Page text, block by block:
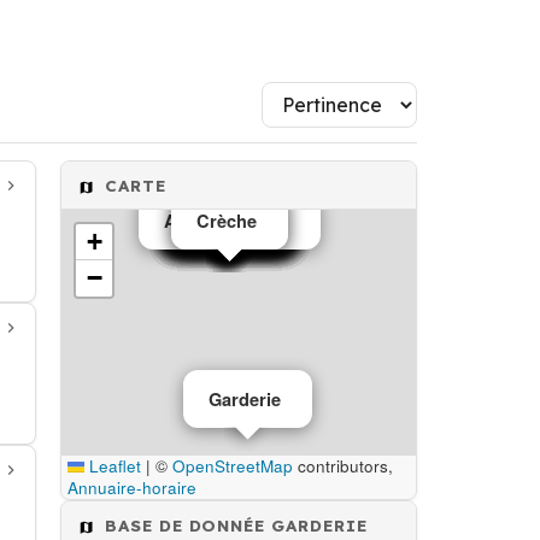
CARTE
Garderie
Garderie
Garderie
Garderie
Garderie
Garderie
Garderie
Garderie
Garderie
Garderie
Garderie
Garderie
Garderie
Garderie
Garderie
Garderie
Garderie
Administration
Crèche
Crèche
+
−
Leaflet | © OpenStreetMap contributors,
Annuaire-horaire
BASE DE DONNÉE GARDERIE